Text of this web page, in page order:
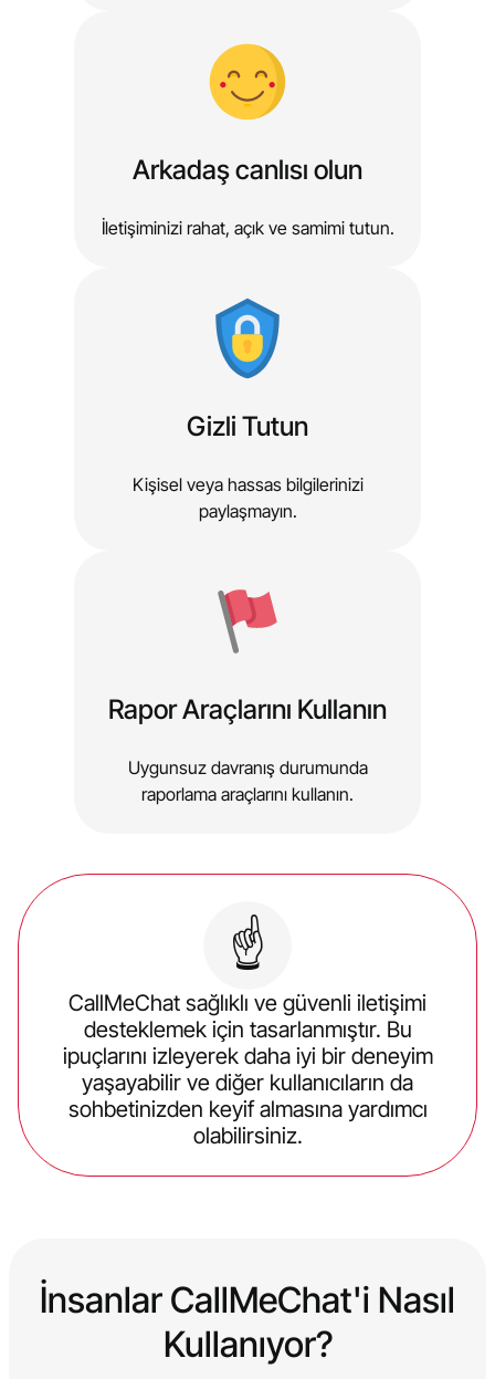
Arkadaş canlısı olun
İletişiminizi rahat, açık ve samimi tutun.
Gizli Tutun
Kişisel veya hassas bilgilerinizi
paylaşmayın.
Rapor Araçlarını Kullanın
Uygunsuz davranış durumunda
raporlama araçlarını kullanın.
☝️
CallMeChat sağlıklı ve güvenli iletişimi
desteklemek için tasarlanmıştır. Bu
ipuçlarını izleyerek daha iyi bir deneyim
yaşayabilir ve diğer kullanıcıların da
sohbetinizden keyif almasına yardımcı
olabilirsiniz.
İnsanlar CallMeChat'i Nasıl
Kullanıyor?